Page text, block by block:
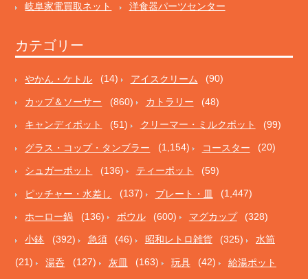
岐阜家電買取ネット 洋食器パーツセンター
カテゴリー
やかん・ケトル (14) アイスクリーム (90)
カップ＆ソーサー (860) カトラリー (48)
キャンディポット (51) クリーマー・ミルクポット (99)
グラス・コップ・タンブラー (1,154) コースター (20)
シュガーポット (136) ティーポット (59)
ピッチャー・水差し (137) プレート・皿 (1,447)
ホーロー鍋 (136) ボウル (600) マグカップ (328)
小鉢 (392) 急須 (46) 昭和レトロ雑貨 (325) 水筒
(21) 湯呑 (127) 灰皿 (163) 玩具 (42) 給湯ポット